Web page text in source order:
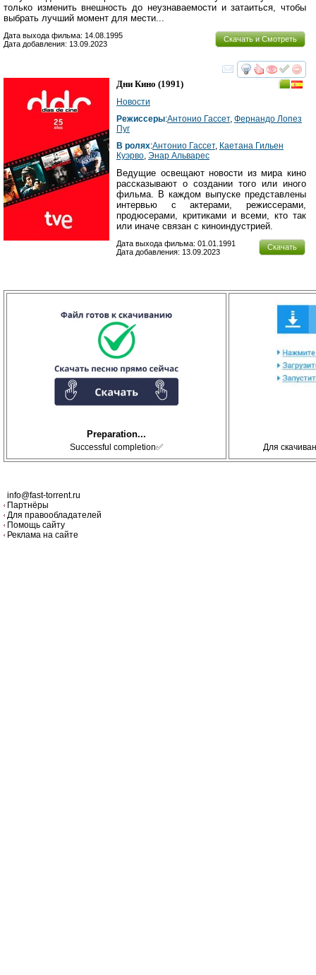
только изменить внешность до неузнаваемости и затаиться, чтобы
выбрать лучший момент для мести...
Скачать и Смотреть
Дата выхода фильма: 14.08.1995
Дата добавления: 13.09.2023
смотреть
Дни Кино (1991)
Новости
Режиссеры:Антонио Гассет, Фернандо Лопез
Пуг
В ролях:Антонио Гассет, Каетана Гильен
Куэрво, Энар Альварес
Ведущие освещают новости из мира кино
рассказывают о создании того или иного
фильма. В каждом выпуске представлены
интервью с актерами, режиссерами,
продюсерами, критиками и всеми, кто так
или иначе связан с киноиндустрией.
Скачать
Дата выхода фильма: 01.01.1991
Дата добавления: 13.09.2023
Preparation...
Successful completion✅ Для
info@fast-torrent.ru
Партнёры
Для правообладателей
Помощь сайту
Реклама на сайте